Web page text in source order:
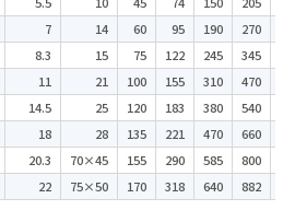
7 14 60 95 190 270
8.3 15 75 122 245 345
11 21 100 155 310 470
14.5 25 120 183 380 540
18 28 135 221 470 660
20.3 70×45 155 290 585 800
22 75×50 170 318 640 882